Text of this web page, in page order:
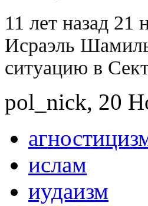
11 лет назад 21
Исраэль
ситуацию в
pol_nick, 20
ислам
иудаизм